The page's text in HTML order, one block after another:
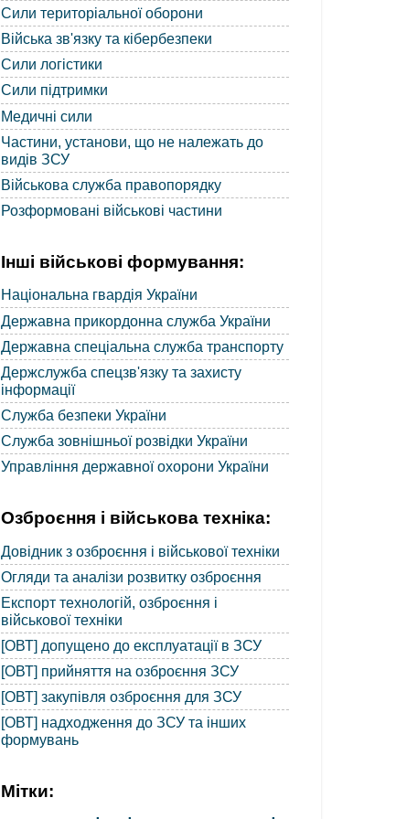
Сили територіальної оборони
Війська зв'язку та кібербезпеки
Сили логістики
Сили підтримки
Медичні сили
Частини, установи, що не належать до
видів ЗСУ
Військова служба правопорядку
Розформовані військові частини
Інші військові формування:
Національна гвардія України
Державна прикордонна служба України
Державна спеціальна служба транспорту
Держслужба спецзв'язку та захисту
інформації
Служба безпеки України
Служба зовнішньої розвідки України
Управління державної охорони України
Озброєння і військова техніка:
Довідник з озброєння і військової техніки
Огляди та аналізи розвитку озброєння
Експорт технологій, озброєння і
військової техніки
[ОВТ] допущено до експлуатації в ЗСУ
[ОВТ] прийняття на озброєння ЗСУ
[ОВТ] закупівля озброєння для ЗСУ
[ОВТ] надходження до ЗСУ та інших
формувань
Мітки: